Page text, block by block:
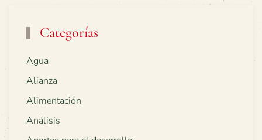
Categorías
Agua
Alianza
Alimentación
Análisis